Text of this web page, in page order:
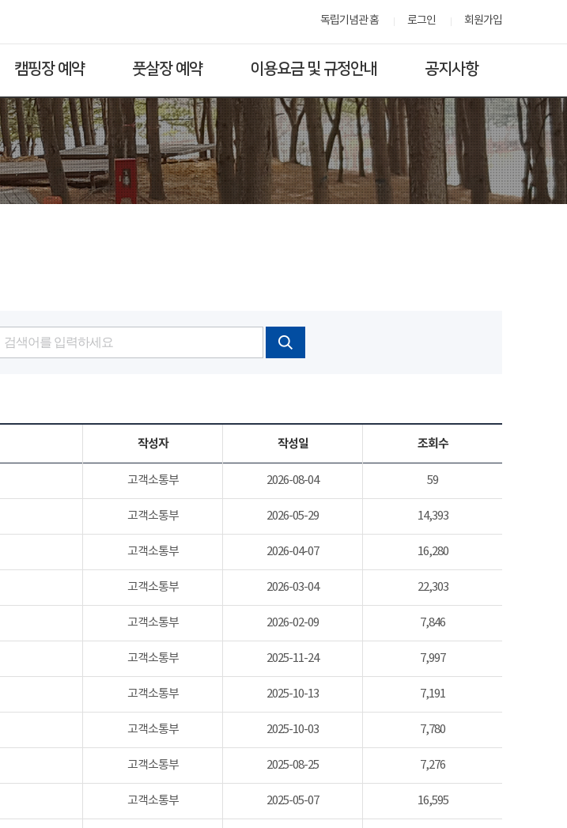
독립기념관 홈 로그인 회원가입
캠핑장 예약 풋살장 예약 이용요금 및 규정안내 공지사항
작성자 작성일 조회수
고객소통부 2026-08-04 59
고객소통부 2026-05-29 14,393
고객소통부 2026-04-07 16,280
고객소통부 2026-03-04 22,303
고객소통부 2026-02-09 7,846
고객소통부 2025-11-24 7,997
고객소통부 2025-10-13 7,191
고객소통부 2025-10-03 7,780
고객소통부 2025-08-25 7,276
고객소통부 2025-05-07 16,595